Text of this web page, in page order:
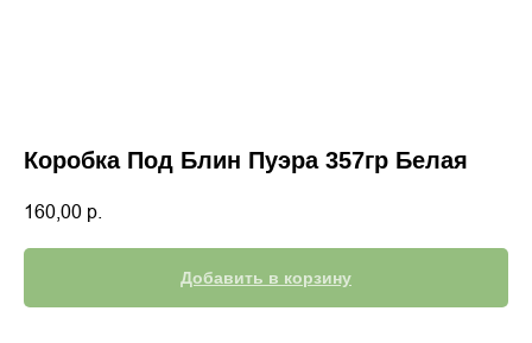
Коробка Под Блин Пуэра 357гр Белая
160,00 р.
Добавить в корзину